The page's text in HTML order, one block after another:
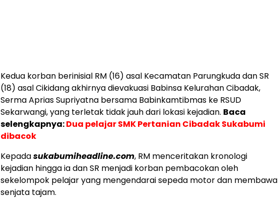
Kedua korban berinisial RM (16) asal Kecamatan Parungkuda dan SR
(18) asal Cikidang akhirnya dievakuasi Babinsa Kelurahan Cibadak,
Serma Aprias Supriyatna bersama Babinkamtibmas ke RSUD
Sekarwangi, yang terletak tidak jauh dari lokasi kejadian. Baca
selengkapnya:Dua pelajar SMK Pertanian Cibadak Sukabumi
dibacok
Kepadasukabumiheadline.com, RM menceritakan kronologi
kejadian hingga ia dan SR menjadi korban pembacokan oleh
sekelompok pelajar yang mengendarai sepeda motor dan membawa
senjata tajam.